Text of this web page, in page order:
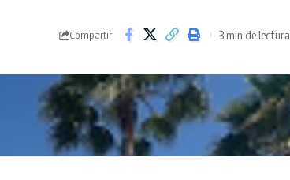
Compartir 3 min de lectura.